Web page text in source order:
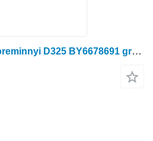
Skriemulys Claas klynoreminnyi D325 BY6678691 grūdų kombaino Claas